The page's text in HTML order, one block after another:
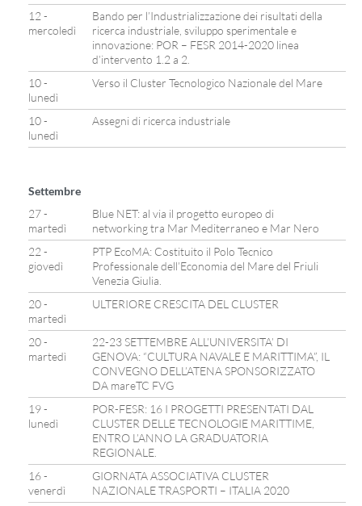
12 -
mercoledì
Bando per l’Industrializzazione dei risultati della
ricerca industriale, sviluppo sperimentale e
innovazione: POR – FESR 2014-2020 linea
d’intervento 1.2 a 2.
10 -
lunedì
Verso il Cluster Tecnologico Nazionale del Mare
10 -
lunedì
Assegni di ricerca industriale
Settembre
27 -
martedì
Blue NET: al via il progetto europeo di
networking tra Mar Mediterraneo e Mar Nero
22 -
giovedì
PTP EcoMA: Costituito il Polo Tecnico
Professionale dell’Economia del Mare del Friuli
Venezia Giulia.
20 -
martedì
ULTERIORE CRESCITA DEL CLUSTER
20 -
martedì
22-23 SETTEMBRE ALL’UNIVERSITA’ DI
GENOVA: “CULTURA NAVALE E MARITTIMA”, IL
CONVEGNO DELL’ATENA SPONSORIZZATO
DA mareTC FVG
19 -
lunedì
POR-FESR: 16 I PROGETTI PRESENTATI DAL
CLUSTER DELLE TECNOLOGIE MARITTIME,
ENTRO L’ANNO LA GRADUATORIA
REGIONALE.
16 -
venerdì
GIORNATA ASSOCIATIVA CLUSTER
NAZIONALE TRASPORTI – ITALIA 2020